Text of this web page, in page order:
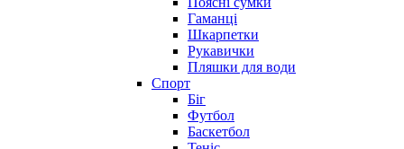
Гаманці
Шкарпетки
Рукавички
Пляшки для води
Спорт
Біг
Футбол
Баскетбол